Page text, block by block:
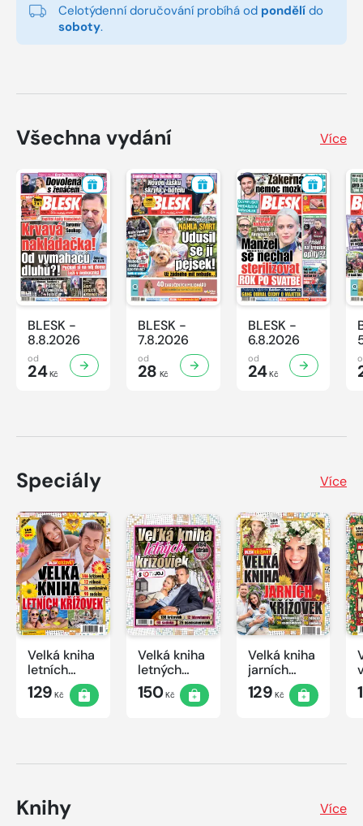
Celotýdenní doručování probíhá od pondělí do
soboty.
Všechna vydání Více
BLESK -
8.8.2026
od
24Kč
BLESK -
7.8.2026
od
28 Kč
BLESK -
6.8.2026
od
24Kč
Speciály Více
Velká kniha
letních
křížovek
2026
129 Kč
Velká kniha
letných
krížoviek s
TV JOJ
150Kč
Velká kniha
jarních
křížovek
2026
129 Kč
Knihy Více